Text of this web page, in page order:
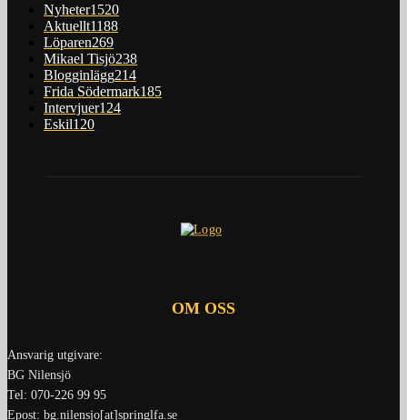
Nyheter1520
Aktuellt1188
Löparen269
Mikael Tisjö238
Blogginlägg214
Frida Södermark185
Intervjuer124
Eskil120
OM OSS
Ansvarig utgivare:
BG Nilensjö
Tel: 070-226 99 95
Epost: bg.nilensjo[at]springlfa.se